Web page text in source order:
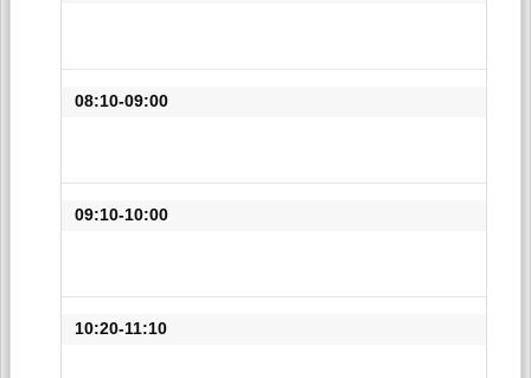
08:10-09:00
09:10-10:00
10:20-11:10